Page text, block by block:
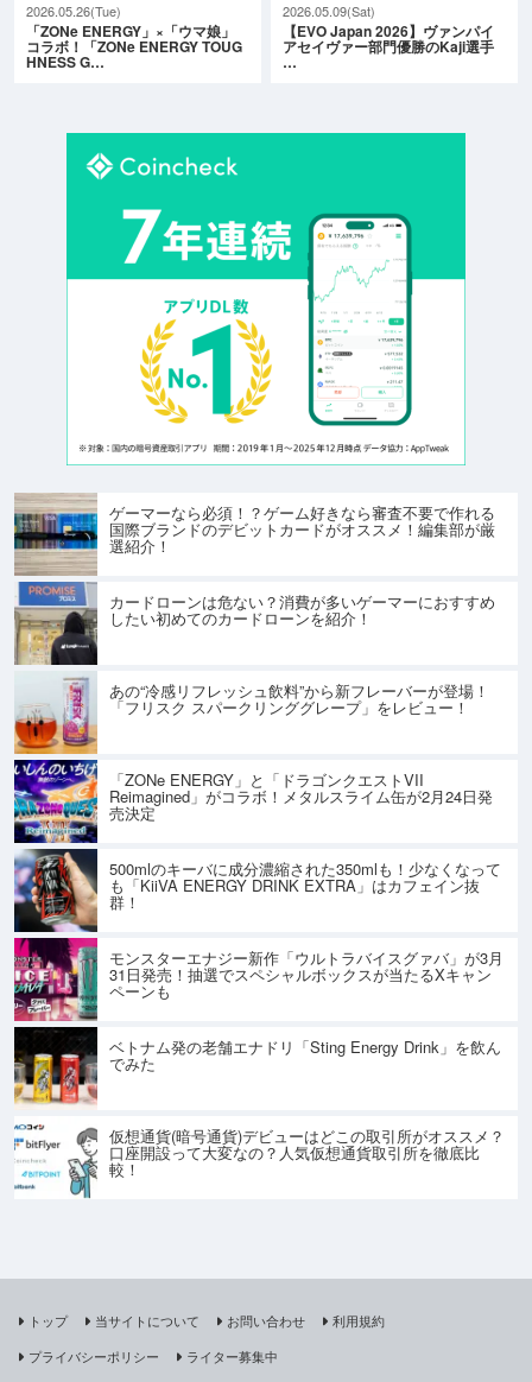
2026.05.26(Tue)
「ZONe ENERGY」×「ウマ娘」
コラボ！「ZONe ENERGY TOUG
HNESS G…
2026.05.09(Sat)
【EVO Japan 2026】ヴァンパイ
アセイヴァー部門優勝のKaji選手
…
ゲーマーなら必須！？ゲーム好きなら審査不要で作れる
国際ブランドのデビットカードがオススメ！編集部が厳
選紹介！
カードローンは危ない？消費が多いゲーマーにおすすめ
したい初めてのカードローンを紹介！
あの“冷感リフレッシュ飲料”から新フレーバーが登場！
「フリスク スパークリンググレープ」をレビュー！
「ZONe ENERGY」と「ドラゴンクエストVII
Reimagined」がコラボ！メタルスライム缶が2月24日発
売決定
500mlのキーバに成分濃縮された350mlも！少なくなって
も「KiiVA ENERGY DRINK EXTRA」はカフェイン抜
群！
モンスターエナジー新作「ウルトラバイスグァバ」が3月
31日発売！抽選でスペシャルボックスが当たるXキャン
ペーンも
ベトナム発の老舗エナドリ「Sting Energy Drink」を飲ん
でみた
仮想通貨(暗号通貨)デビューはどこの取引所がオススメ？
口座開設って大変なの？人気仮想通貨取引所を徹底比
較！
トップ 当サイトについて お問い合わせ
利用規約
プライバシーポリシー
ライター募集中